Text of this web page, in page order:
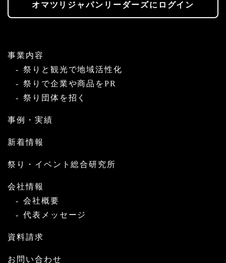
オマツリジャパンリーダーズにログイン
事業内容
祭りと観光で地域活性化
祭りで企業や商品をPR
祭り団体を招く
事例・実績
新着情報
祭り・イベント総合研究所
会社情報
会社概要
代表メッセージ
資料請求
お問い合わせ